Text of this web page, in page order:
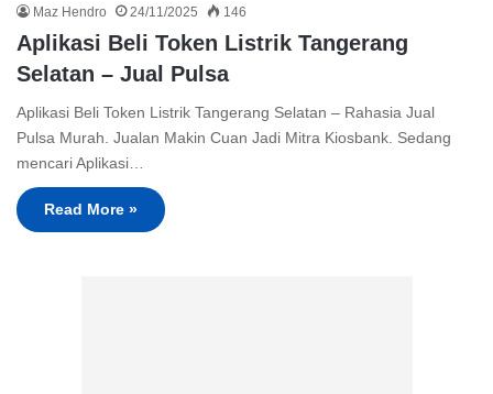
Maz Hendro 24/11/2025 146
Aplikasi Beli Token Listrik Tangerang
Selatan – Jual Pulsa
Aplikasi Beli Token Listrik Tangerang Selatan – Rahasia Jual
Pulsa Murah. Jualan Makin Cuan Jadi Mitra Kiosbank. Sedang
mencari Aplikasi…
Read More »